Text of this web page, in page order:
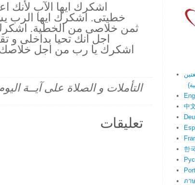
اشكرك ايها الآب لأنك
خطيتى. اشكرك ايها الرب
ثمن خلاصى من الخطية.
اجل انك تحيا بداخلى و
اشكرك يا رب من اجل
التأملات و الصلاة على آيــة
تعليقات
中
한
ภา